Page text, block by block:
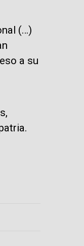
(…)
a su